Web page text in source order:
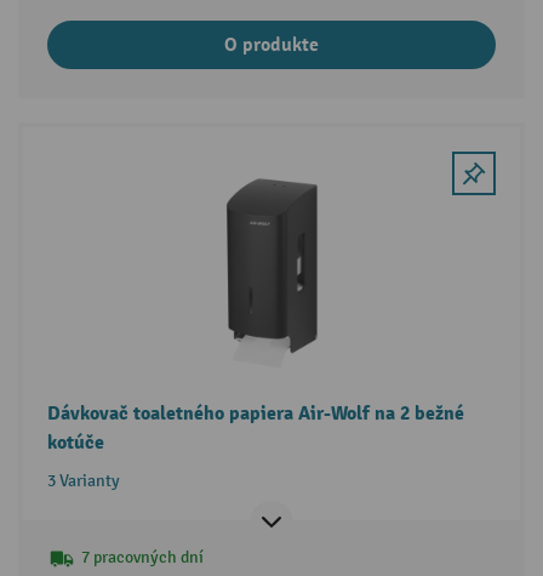
O produkte
Dávkovač toaletného papiera Air-Wolf na 2 bežné
kotúče
3 Varianty
7 pracovných dní